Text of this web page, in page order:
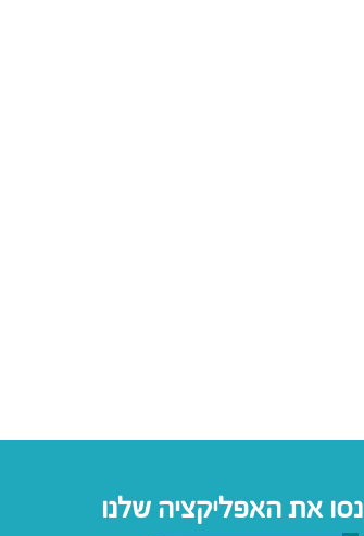
נסו את האפליקציה שלנו